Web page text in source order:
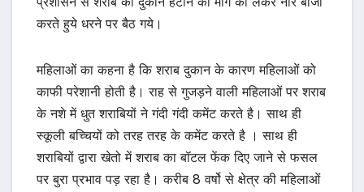
करते हुये धरने पर बैठ गये।
महिलाओं का कहना है कि शराब दुकान के कारण महिलाओं को
काफी परेशानी होती है। राह से गुजड़ने वाली महिलाओं पर शराब
के नशे में धुत शराबियों ने गंदी गंदी कमेंट करते है। साथ ही
स्कूली बच्चियों को तरह तरह के कमेंट करते है । साथ ही
शराबियों द्वारा खेतो में शराब का बॉटल फेंक दिए जाने से फसल
पर बुरा प्रभाव पड़ रहा है। करीब 8 वर्षो से क्षेत्र की महिलाओं